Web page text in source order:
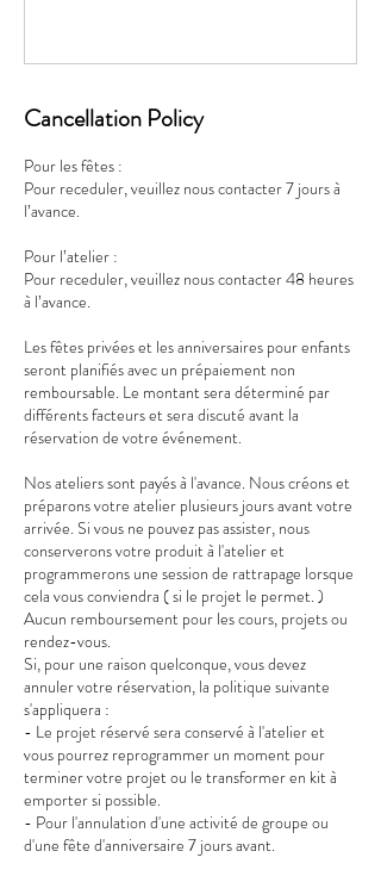
Cancellation Policy
Pour les fêtes :
Pour receduler, veuillez nous contacter 7 jours à
l’avance.
Pour l’atelier :
Pour receduler, veuillez nous contacter 48 heures
à l’avance.
Les fêtes privées et les anniversaires pour enfants
seront planifiés avec un prépaiement non
remboursable. Le montant sera déterminé par
différents facteurs et sera discuté avant la
réservation de votre événement.
Nos ateliers sont payés à l'avance. Nous créons et
préparons votre atelier plusieurs jours avant votre
arrivée. Si vous ne pouvez pas assister, nous
conserverons votre produit à l'atelier et
programmerons une session de rattrapage lorsque
cela vous conviendra ( si le projet le permet. )
Aucun remboursement pour les cours, projets ou
rendez-vous.
Si, pour une raison quelconque, vous devez
annuler votre réservation, la politique suivante
s'appliquera :
- Le projet réservé sera conservé à l'atelier et
vous pourrez reprogrammer un moment pour
terminer votre projet ou le transformer en kit à
emporter si possible.
- Pour l'annulation d'une activité de groupe ou
d'une fête d'anniversaire 7 jours avant.